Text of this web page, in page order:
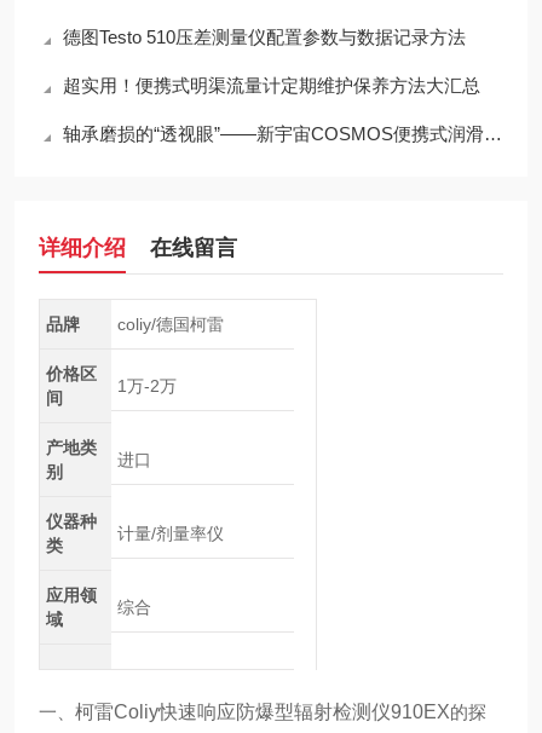
德图Testo 510压差测量仪配置参数与数据记录方法
超实用！便携式明渠流量计定期维护保养方法大汇总
轴承磨损的“透视眼”——新宇宙COSMOS便携式润滑脂铁粉浓度计SDM-72
详细介绍 在线留言
品牌 coliy/德国柯雷
价格区
间
1万-2万
产地类
别
进口
仪器种
类
计量/剂量率仪
应用领
域
综合
一、 柯雷Coliy快速响应防爆型辐射检测仪910EX的探